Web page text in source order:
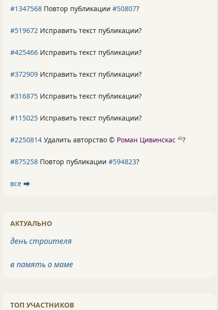
#1347568 Повтор публикации #50807?
#519672 Исправить текст публикации?
#425466 Исправить текст публикации?
#372909 Исправить текст публикации?
#316875 Исправить текст публикации?
#115025 Исправить текст публикации?
#2250814 Удалить авторство © Роман Цивинскас 46?
#875258 Повтор публикации #594823?
все ⮕
АКТУАЛЬНО
день строителя
в память о маме
ТОП УЧАСТНИКОВ